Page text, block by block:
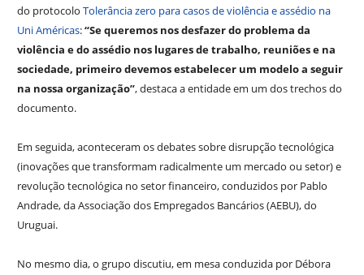
do protocolo Tolerância zero para casos de violência e assédio na
Uni Américas:“Se queremos nos desfazer do problema da
violência e do assédio nos lugares de trabalho, reuniões e na
sociedade, primeiro devemos estabelecer um modelo a seguir
na nossa organização”, destaca a entidade em um dos trechos do
documento.
Em seguida, aconteceram os debates sobre disrupção tecnológica
(inovações que transformam radicalmente um mercado ou setor) e
revolução tecnológica no setor financeiro, conduzidos por Pablo
Andrade, da Associação dos Empregados Bancários (AEBU), do
Uruguai.
No mesmo dia, o grupo discutiu, em mesa conduzida por Débora